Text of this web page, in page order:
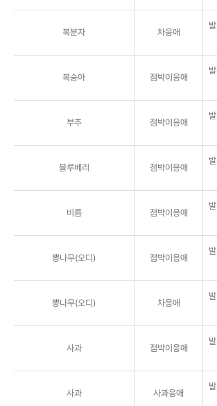
복분자 차응애
복숭아 점박이응애
부추 점박이응애
블루베리 점박이응애
비름 점박이응애
뽕나무(오디) 점박이응애
뽕나무(오디) 차응애
사과 점박이응애
사과 사과응애